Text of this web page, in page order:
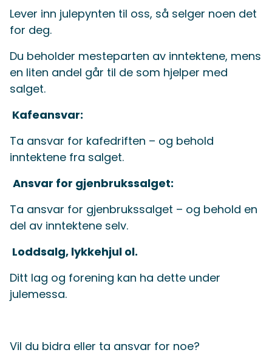
Lever inn julepynten til oss, så selger noen det
for deg.
Du beholder mesteparten av inntektene, mens
en liten andel går til de som hjelper med
salget.
Kafeansvar:
Ta ansvar for kafedriften – og behold
inntektene fra salget.
Ansvar for gjenbrukssalget:
Ta ansvar for gjenbrukssalget – og behold en
del av inntektene selv.
Loddsalg, lykkehjul ol.
Ditt lag og forening kan ha dette under
julemessa.
Vil du bidra eller ta ansvar for noe?